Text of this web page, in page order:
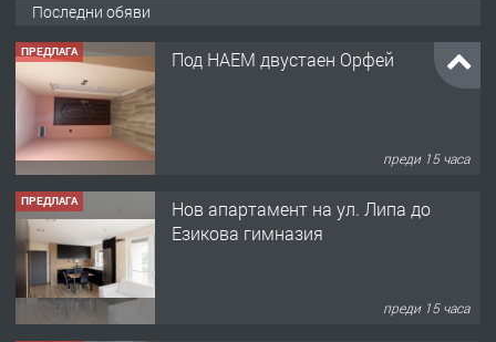
Последни обяви
ПРЕДЛАГА Под НАЕМ двустаен Орфей
преди 15 часа
ПРЕДЛАГА
Нов апартамент на ул. Липа до
Езикова гимназия
преди 15 часа